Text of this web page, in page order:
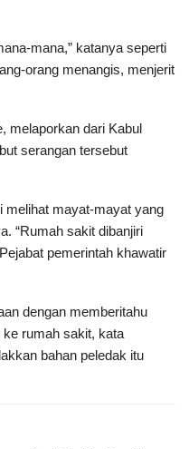
mana,” katanya seperti
orang menangis, menjerit
melaporkan dari Kabul
serangan tersebut
melihat mayat-mayat yang
“Rumah sakit dibanjiri
pemerintah khawatir
dengan memberitahu
ke rumah sakit, kata
bahan peledak itu